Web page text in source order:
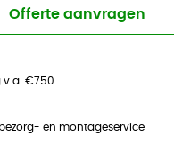
Offerte aanvragen
v.a. €750
en montageservice